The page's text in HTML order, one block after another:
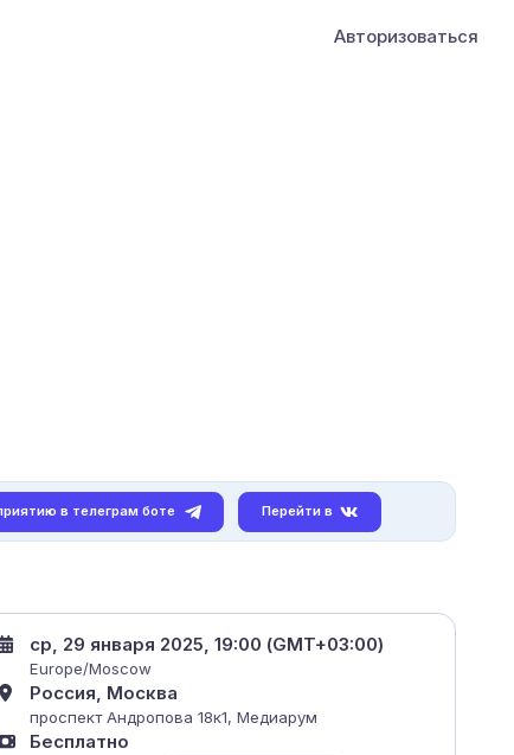
Авторизоваться
в телеграм боте Перейти в
ср, 29 января 2025, 19:00 (GMT+03:00)
Europe/Moscow
Россия, Москва
проспект Андропова 18к1, Медиарум
Бесплатно